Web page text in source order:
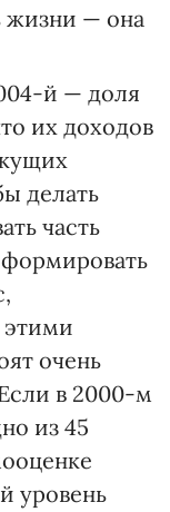
жизни — она
й — доля
их доходов
делать
часть
этими
очень
в 2000-м
из 45
уровень